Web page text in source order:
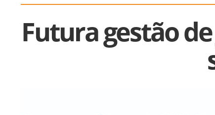
Futura gestão